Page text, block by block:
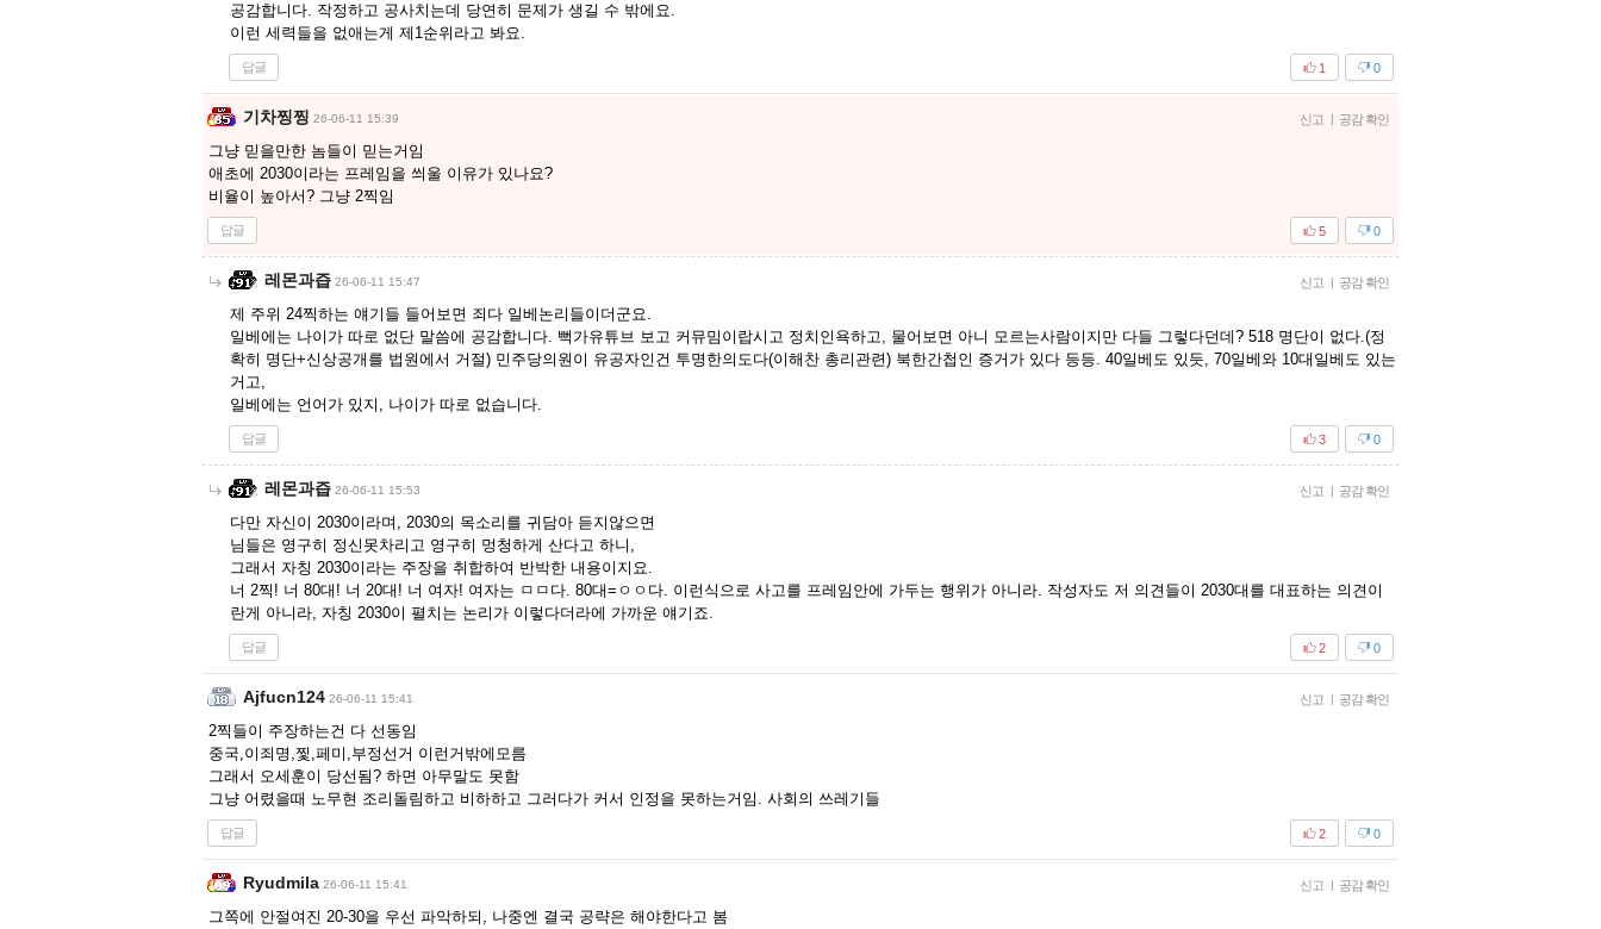
공감합니다. 작정하고 공사치는데 당연히 문제가 생길 수 밖에요.
이런 세력들을 없애는게 제1순위라고 봐요.
답글 0
1
기차찡찡 26-06-11 15:39 신고 | 공감 확인
그냥 믿을만한 놈들이 믿는거임
애초에 2030이라는 프레임을 씌울 이유가 있나요?
비율이 높아서? 그냥 2찍임
답글 0
5
레몬과즙 26-06-11 15:47 신고 | 공감 확인
제 주위 24찍하는 얘기들 들어보면 죄다 일베논리들이더군요.
일베에는 나이가 따로 없단 말씀에 공감합니다. 뻑가유튜브 보고 커뮤밈이랍시고 정치인욕하고, 물어보면 아니 모르는사람이지만 다들 그렇다던데? 518 명단이 없다.(정
확히 명단+신상공개를 법원에서 거절) 민주당의원이 유공자인건 투명한의도다(이해찬 총리관련) 북한간첩인 증거가 있다 등등. 40일베도 있듯, 70일베와 10대일베도 있는
거고,
일베에는 언어가 있지, 나이가 따로 없습니다.
답글 0
3
레몬과즙 26-06-11 15:53 신고 | 공감 확인
다만 자신이 2030이라며, 2030의 목소리를 귀담아 듣지않으면
님들은 영구히 정신못차리고 영구히 멍청하게 산다고 하니,
그래서 자칭 2030이라는 주장을 취합하여 반박한 내용이지요.
너 2찍! 너 80대! 너 20대! 너 여자! 여자는 ㅁㅁ다. 80대=ㅇㅇ다. 이런식으로 사고를 프레임안에 가두는 행위가 아니라. 작성자도 저 의견들이 2030대를 대표하는 의견이
란게 아니라, 자칭 2030이 펼치는 논리가 이렇다더라에 가까운 얘기죠.
답글 0
2
Ajfucn124 26-06-11 15:41 신고 | 공감 확인
2찍들이 주장하는건 다 선동임
중국,이죄명,찣,페미,부정선거 이런거밖에모름
그래서 오세훈이 당선됨? 하면 아무말도 못함
그냥 어렸을때 노무현 조리돌림하고 비하하고 그러다가 커서 인정을 못하는거임. 사회의 쓰레기들
답글 0
2
Ryudmila 26-06-11 15:41 신고 | 공감 확인
그쪽에 안절여진 20-30을 우선 파악하되, 나중엔 결국 공략은 해야한다고 봄